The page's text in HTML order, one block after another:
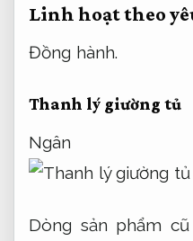
Linh hoạt theo
Đồng hành.
Thanh lý giường tủ
Dòng sản phẩm